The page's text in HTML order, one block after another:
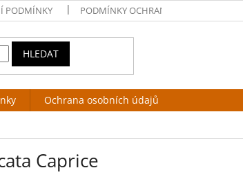
PODMÍNKY PODMÍNKY OCHRANY OSOBNÍCH ÚDAJŮ
HLEDAT
Ochrana osobních údajů
Caprice